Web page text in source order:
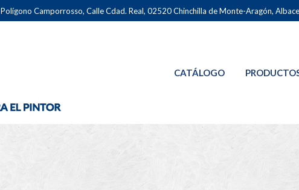
Polígono Camporrosso, Calle Cdad. Real, 02520 Chinchilla de Monte-Aragón,
CATÁLOGO